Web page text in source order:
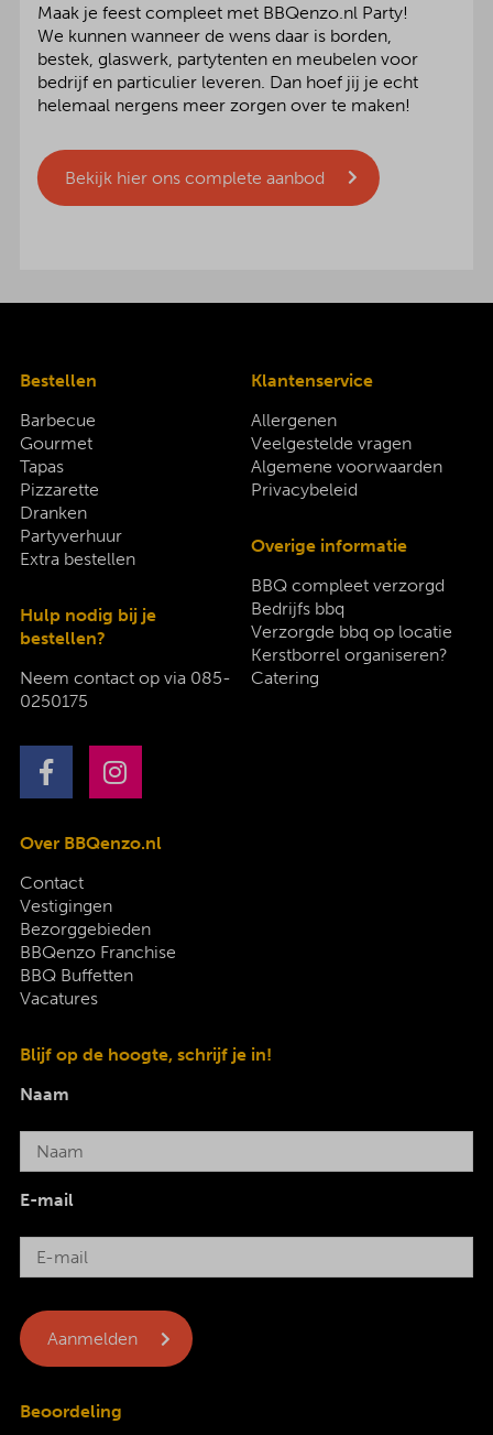
Maak je feest compleet met BBQenzo.nl Party!
We kunnen wanneer de wens daar is borden,
bestek, glaswerk, partytenten en meubelen voor
bedrijf en particulier leveren. Dan hoef jij je echt
helemaal nergens meer zorgen over te maken!
Bekijk hier ons complete aanbod
Bestellen
Barbecue
Gourmet
Tapas
Pizzarette
Dranken
Partyverhuur
Extra bestellen
Hulp nodig bij je
bestellen?
Neem contact op via 085-
0250175
Klantenservice
Allergenen
Veelgestelde vragen
Algemene voorwaarden
Privacybeleid
Overige informatie
BBQ compleet verzorgd
Bedrijfs bbq
Verzorgde bbq op locatie
Kerstborrel organiseren?
Catering
Over BBQenzo.nl
Contact
Vestigingen
Bezorggebieden
BBQenzo Franchise
BBQ Buffetten
Vacatures
Blijf op de hoogte, schrijf je in!
Naam
E-mail
Beoordeling